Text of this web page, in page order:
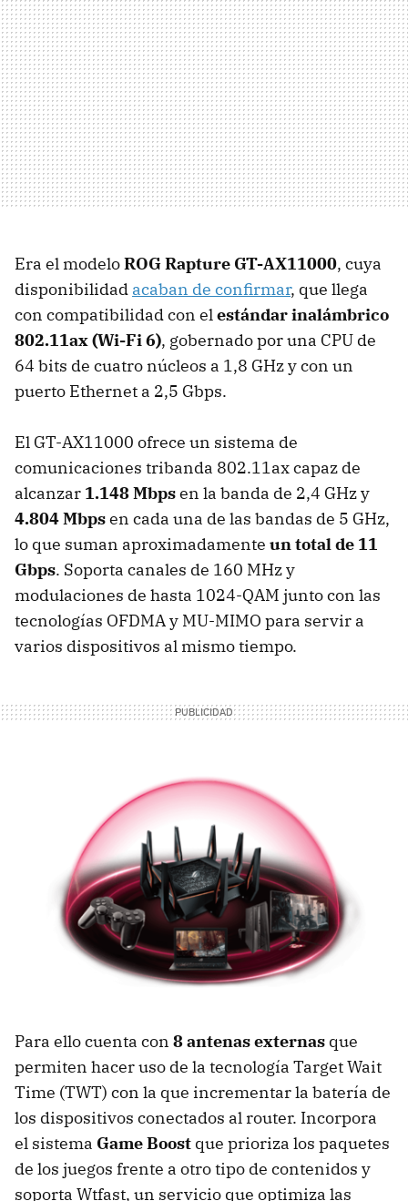
Era el modeloROG Rapture GT-AX11000, cuya
disponibilidad acaban de confirmar, que llega
con compatibilidad con el estándar inalámbrico
802.11ax (Wi-Fi 6), gobernado por una CPU de
64 bits de cuatro núcleos a 1,8 GHz y con un
puerto Ethernet a 2,5 Gbps.
El GT-AX11000 ofrece un sistema de
comunicaciones tribanda 802.11ax capaz de
alcanzar 1.148 Mbpsen la banda de 2,4 GHz y
4.804 Mbpsen cada una de las bandas de 5 GHz,
lo que suman aproximadamente un total de 11
Gbps. Soporta canales de 160 MHz y
modulaciones de hasta 1024-QAM junto con las
tecnologías OFDMA y MU-MIMO para servir a
varios dispositivos al mismo tiempo.
Para ello cuenta con 8 antenas externas que
permiten hacer uso de la tecnología Target Wait
Time (TWT) con la que incrementar la batería de
los dispositivos conectados al router. Incorpora
el sistema Game Boost que prioriza los paquetes
de los juegos frente a otro tipo de contenidos y
soporta Wtfast, un servicio que optimiza las